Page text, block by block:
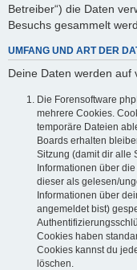
Betreiber“) die Daten
Besuchs gesammelt
UMFANG UND ART DER
Deine Daten werden auf
Die Forensoftware
mehrere Cookies.
temporäre Dateien
Boards erhalten
Sitzung (damit dir alle
Informationen über
dieser als gelesen/
Informationen über
angemeldet bist)
Cookies haben
Cookies kannst du
löschen.